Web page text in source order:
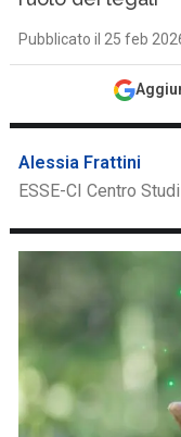
Pubblicato il 25 feb
Alessia Frattini
ESSE-CI Centro Studi